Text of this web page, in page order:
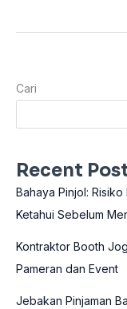
Cari
Recent
Bahaya Pinjol:
Ketahui Sebelum
Kontraktor Booth
Pameran dan Event
Jebakan Pinjaman